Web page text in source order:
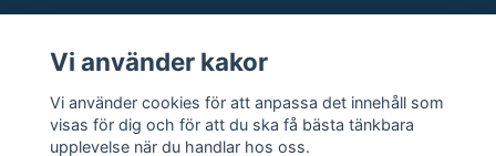
Läs mer
Vi använder kakor
Vi använder cookies för att anpassa det innehåll som
visas för dig och för att du ska få bästa tänkbara
upplevelse när du handlar hos oss.